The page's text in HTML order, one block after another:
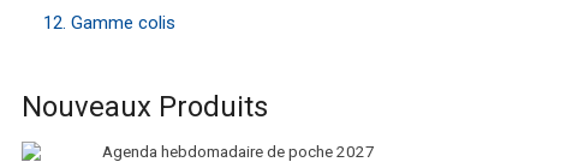
12. Gamme colis
Nouveaux Produits
Agenda hebdomadaire de poche 2027